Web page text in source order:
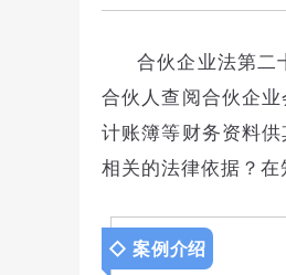
合伙企业法第二
合伙人查阅合伙企
计账簿等财务资料
相关的法律依据？
◇ 案例介绍